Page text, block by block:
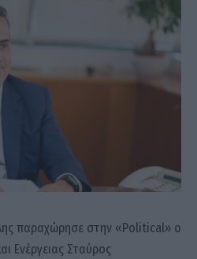
παραχώρησε στην «Political» ο
Ενέργειας Σταύρος